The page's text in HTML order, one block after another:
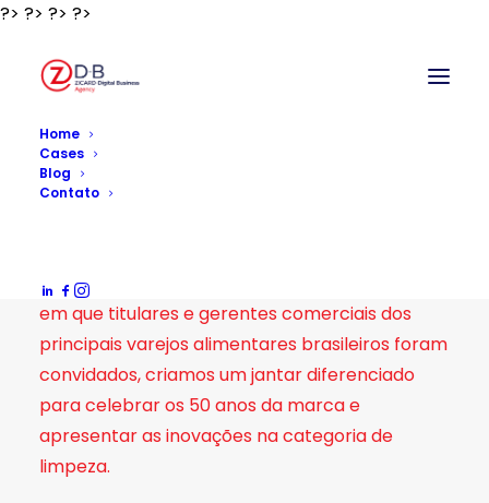
?> ?> ?> ?>
Home
Cases
Blog
Contato
Veja 50 anos – Veja
Patrocinado pela marca dentro do S.A. Varejo,
em que titulares e gerentes comerciais dos
principais varejos alimentares brasileiros foram
convidados, criamos um jantar diferenciado
para celebrar os 50 anos da marca e
apresentar as inovações na categoria de
limpeza.